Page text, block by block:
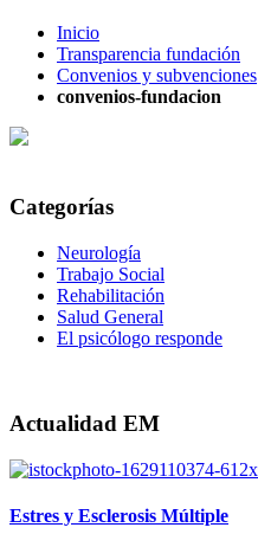
Inicio
Transparencia fundación
Convenios y subvenciones
convenios-fundacion
Categorías
Neurología
Trabajo Social
Rehabilitación
Salud General
El psicólogo responde
Actualidad EM
Estres y Esclerosis Múltiple